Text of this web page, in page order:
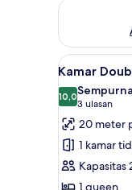
Periksa
Lihat
semua
foto
untuk
Kamar
Double
(in
5
Kamar
10,010,0 dari 10
Sempurna
3 ulasan
(3
ulasan)
20 meter
1 kamar
Kapasitas
1 queen